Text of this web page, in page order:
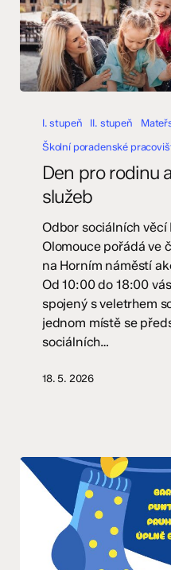
rodinu
veletrh
sociálních
I. stupeň II. stupeň
Školní poradenské
Den pro rodinu
služeb
Odbor sociálních
Olomouce pořádá ve
na Horním náměstí
Od 10:00 do 18:00
spojený s veletrhem
jednom místě se
sociálních…
18. 5. 2026